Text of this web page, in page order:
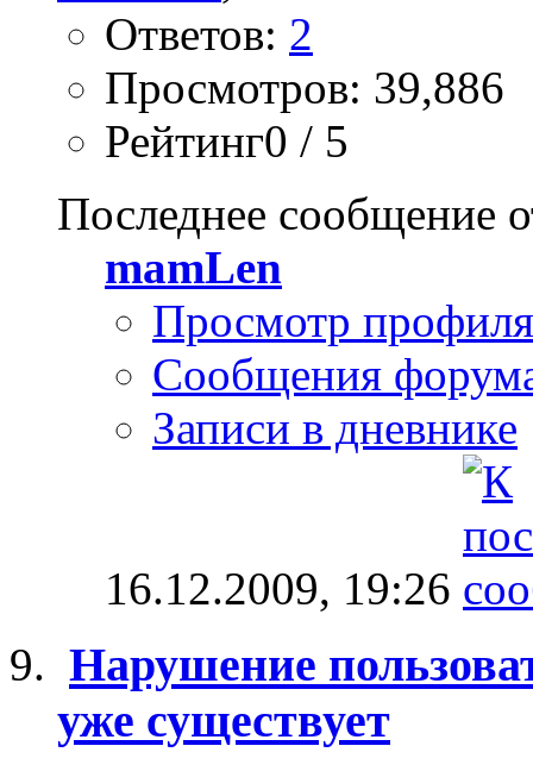
Ответов: 2
Просмотров: 39,886
Рейтинг0 / 5
Последнее сообщение
mamLen
Просмотр профиля
Сообщения
Записи в дневнике
16.12.2009, 19:26
Нарушение
уже существует